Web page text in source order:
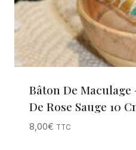
Bâton De Maculage
De Rose Sauge 10
8,00€ TTC